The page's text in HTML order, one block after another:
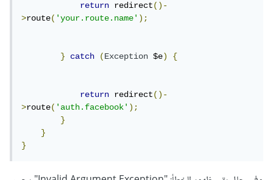
return redirect()-
>route('your.route.name');
} catch (Exception $e) {
return redirect()-
>route('auth.facebook');
}
}
}